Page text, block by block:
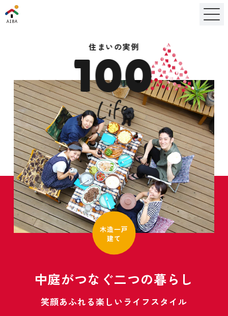
住まいの実例
100
Life
木造一戸
建て
中庭がつなぐ二つの暮らし
笑顔あふれる楽しいライフスタイル